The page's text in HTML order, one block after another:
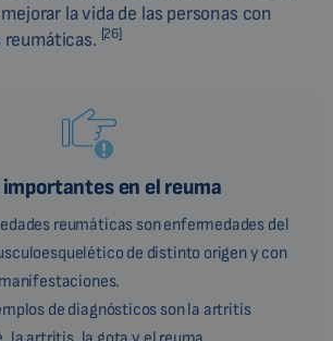
la vida de las personas con
reumáticas. [26]
en el reuma
reumáticas son enfermedades del
de distinto origen y con
de diagnósticos son la artritis